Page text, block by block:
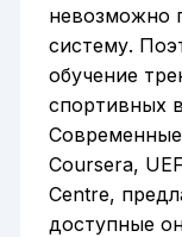
невозможно
систему.
обучение
спортивных
Coursera,
Centre,
доступные